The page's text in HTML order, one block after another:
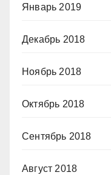
Январь 2019
Декабрь 2018
Ноябрь 2018
Октябрь 2018
Сентябрь 2018
Август 2018